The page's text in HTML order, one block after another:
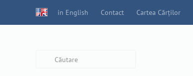
in English Contact Cartea Cărților